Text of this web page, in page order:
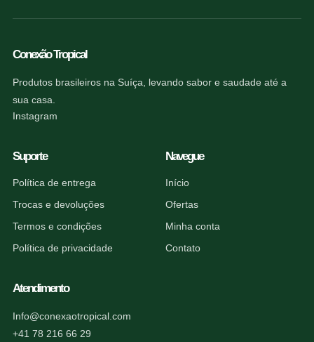
Conexão Tropical
Produtos brasileiros na Suíça, levando sabor e saudade até a
sua casa.
Instagram
Suporte
Política de entrega
Trocas e devoluções
Termos e condições
Política de privacidade
Navegue
Início
Ofertas
Minha conta
Contato
Atendimento
Info@conexaotropical.com
+41 78 216 66 29